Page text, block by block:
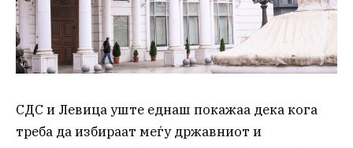
СДС и Левица уште еднаш покажаа дека кога
треба да избираат меѓу државниот и